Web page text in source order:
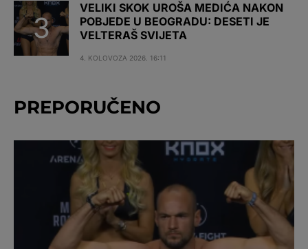
VELIKI SKOK UROŠA MEDIĆA NAKON
POBJEDE U BEOGRADU: DESETI JE
VELTERAŠ SVIJETA
4. KOLOVOZA 2026. 16:11
PREPORUČENO